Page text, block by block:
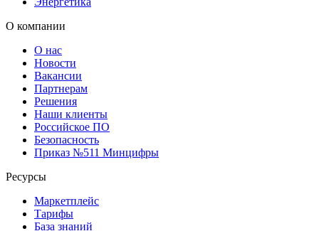
О компании
О нас
Новости
Вакансии
Партнерам
Решения
Наши клиенты
Российское ПО
Безопасность
Приказ №511 Минцифры
Ресурсы
Маркетплейс
Тарифы
База знаний